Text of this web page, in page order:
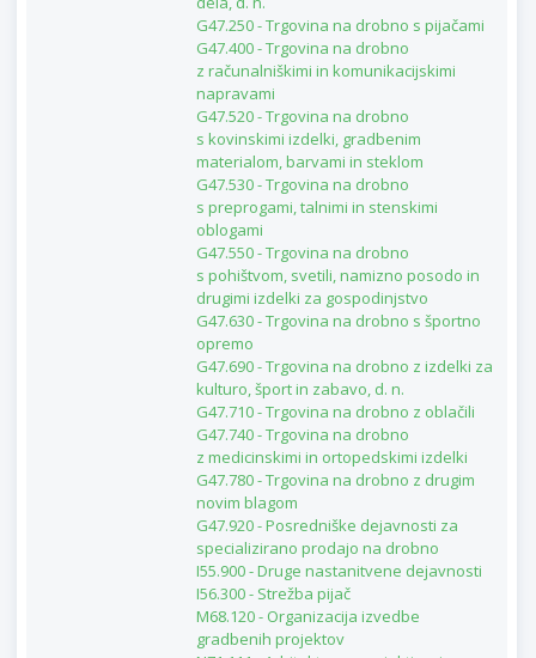
G47.250 - Trgovina na drobno s pijačami
G47.400 - Trgovina na drobno
z računalniškimi in komunikacijskimi
napravami
G47.520 - Trgovina na drobno
s kovinskimi izdelki, gradbenim
materialom, barvami in steklom
G47.530 - Trgovina na drobno
s preprogami, talnimi in stenskimi
oblogami
G47.550 - Trgovina na drobno
s pohištvom, svetili, namizno posodo in
drugimi izdelki za gospodinjstvo
G47.630 - Trgovina na drobno s športno
opremo
G47.690 - Trgovina na drobno z izdelki za
kulturo, šport in zabavo, d. n.
G47.710 - Trgovina na drobno z oblačili
G47.740 - Trgovina na drobno
z medicinskimi in ortopedskimi izdelki
G47.780 - Trgovina na drobno z drugim
novim blagom
G47.920 - Posredniške dejavnosti za
specializirano prodajo na drobno
I55.900 - Druge nastanitvene dejavnosti
I56.300 - Strežba pijač
M68.120 - Organizacija izvedbe
gradbenih projektov